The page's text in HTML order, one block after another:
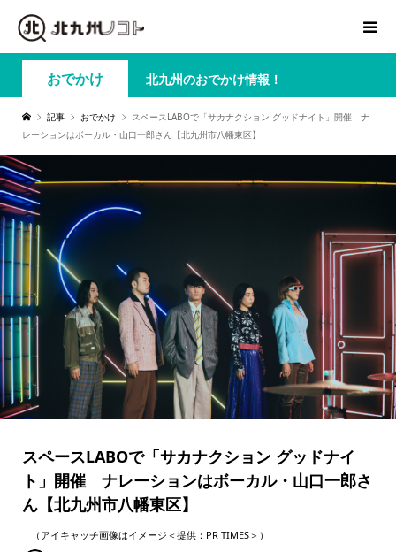
おでかけ 北九州のおでかけ情報！
記事 おでかけ
スペースLABOで「サカナクション グッドナイト」開催 ナ
レーションはボーカル・山口一郎さん【北九州市八幡東区】
スペースLABOで「サカナクション グッドナイ
ト」開催 ナレーションはボーカル・山口一郎さ
ん【北九州市八幡東区】
（アイキャッチ画像はイメージ＜提供：PR TIMES＞）